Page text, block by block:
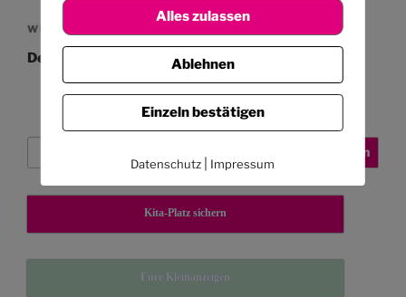
Nächster
Beitrag
WEITER
Der Kalender funktioniert
Suchen
Kita-Platz sichern
Eure Kleinanzeigen
Alles zulassen
Ablehnen
Einzeln bestätigen
Datenschutz Impressum